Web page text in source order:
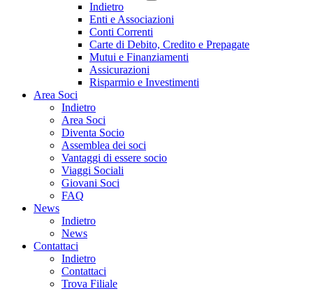
Indietro
Enti e Associazioni
Conti Correnti
Carte di Debito, Credito e Prepagate
Mutui e Finanziamenti
Assicurazioni
Risparmio e Investimenti
Area Soci
Indietro
Area Soci
Diventa Socio
Assemblea dei soci
Vantaggi di essere socio
Viaggi Sociali
Giovani Soci
FAQ
News
Indietro
News
Contattaci
Indietro
Contattaci
Trova Filiale